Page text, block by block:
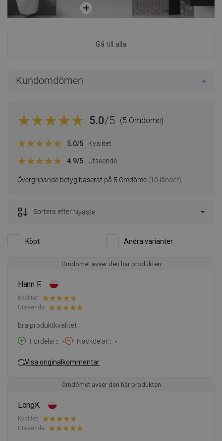
Gå till alla
Kundomdömen
5.0/5 (5 Omdöme)
Övergripande betyg baserat på 5 Omdöme (10 länder)
5.0/5 Kvalitet
4.9/5 Utseende
Köpt Andra varianter
Sortera efter:Nyaste
Omdömet avser den här produkten
Hann F.
Kvalitet:
Utseende:
bra produktkvalitet
Fördelar:
- Nackdelar: -
Visa originalkommentar
Omdömet avser den här produkten
LongK
Kvalitet:
Utseende: